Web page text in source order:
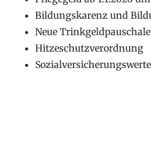
Bildungskarenz und
Neue
Hitzeschutzverordnung